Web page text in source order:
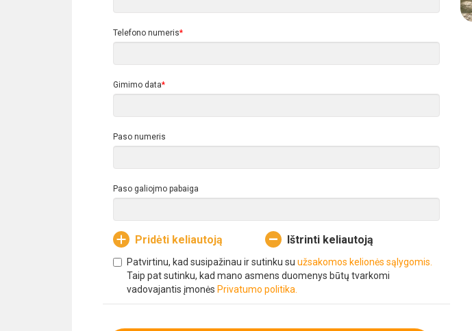
Telefono numeris*
Gimimo data*
Paso numeris
Paso galiojmo pabaiga
Pridėti keliautoją Ištrinti keliautoją
Patvirtinu, kad susipažinau ir sutinku su užsakomos kelionės sąlygomis.
Taip pat sutinku, kad mano asmens duomenys būtų tvarkomi
vadovajantis įmonės Privatumo politika.